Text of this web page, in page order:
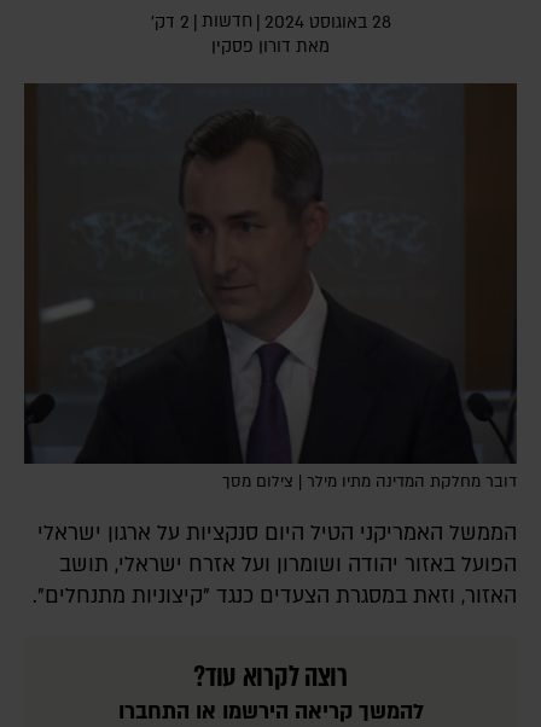
28 באוגוסט 2024 | חדשות | 2 דק׳
מאת דורון פסקין
דובר מחלקת המדינה מתיו מילר | צילום מסך
הממשל האמריקני הטיל היום סנקציות על ארגון ישראלי
הפועל באזור יהודה ושומרון ועל אזרח ישראלי, תושב
האזור, וזאת במסגרת הצעדים כנגד "קיצוניות מתנחלים".
רוצה לקרוא עוד?
להמשך קריאה הירשמו או התחברו